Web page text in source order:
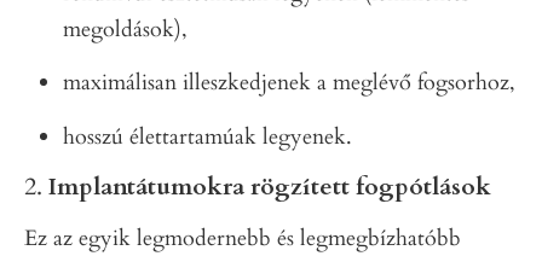
megoldások),
maximálisan illeszkedjenek a meglévő fogsorhoz,
hosszú élettartamúak legyenek.
2. Implantátumokra rögzített fogpótlások
Ez az egyik legmodernebb és legmegbízhatóbb